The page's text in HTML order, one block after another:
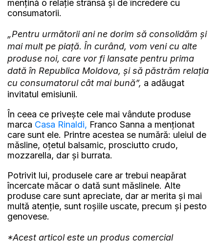
mențină o relație strânsă și de încredere cu
consumatorii.
„Pentru următorii ani ne dorim să consolidăm și
mai mult pe piață. În curând, vom veni cu alte
produse noi, care vor fi lansate pentru prima
dată în Republica Moldova, și să păstrăm relația
cu consumatorul cât mai bună”, a adăugat
invitatul emisiunii.
În ceea ce privește cele mai vândute produse
marca Casa Rinaldi, Franco Sanna a menționat
care sunt ele. Printre acestea se numără: uleiul de
măsline, oțetul balsamic, prosciutto crudo,
mozzarella, dar și burrata.
Potrivit lui, produsele care ar trebui neapărat
încercate măcar o dată sunt măslinele. Alte
produse care sunt apreciate, dar ar merita și mai
multă atenție, sunt roșiile uscate, precum și pesto
genovese.
*Acest articol este un produs comercial